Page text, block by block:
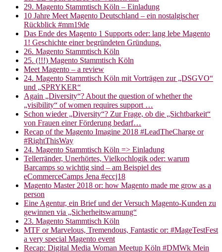
29. Magento Stammtisch Köln – Einladung
10 Jahre Meet Magento Deutschland – ein nostalgischer
Rückblick #mm19de
Das Ende des Magento 1 Supports oder: lang lebe Magento
1! Geschichte einer begründeten Gründung.
26. Magento Stammtisch Köln
25. (!!!) Magento Stammtisch Köln
Meet Magento – a review
24. Magento Stammtisch Köln mit Vorträgen zur „DSGVO“
und „SPRYKER“
Again „Diversity“? About the question of whether the
„visibility“ of women requires support …
Schon wieder „Diversity“? Zur Frage, ob die „Sichtbarkeit“
von Frauen einer Förderung bedarf…
Recap of the Magento Imagine 2018 #LeadTheCharge or
#RightThisWay
24. Magento Stammtisch Köln => Einladung
Tellerränder, Unerhörtes, Vielkochlogik oder: warum
Barcamps so wichtig sind – am Beispiel des
eCommerceCamps Jena #eccj18
Magento Master 2018 or: how Magento made me grow as a
person
Eine Agentur, ein Brief und der Versuch Magento-Kunden zu
gewinnen via „Sicherheitswarnung“
23. Magento Stammtisch Köln
MTF or Marvelous, Tremendous, Fantastic or: #MageTestFest
a very special Magento event
Recap: Digital Media Woman Meetup Köln #DMWk Mein